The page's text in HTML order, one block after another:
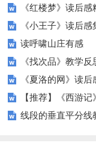
《红楼梦》读后感
《小王子》读后感
读呼啸山庄有感
《找次品》教学反
《夏洛的网》读后
篇)
【推荐】《西游
线段的垂直平分线